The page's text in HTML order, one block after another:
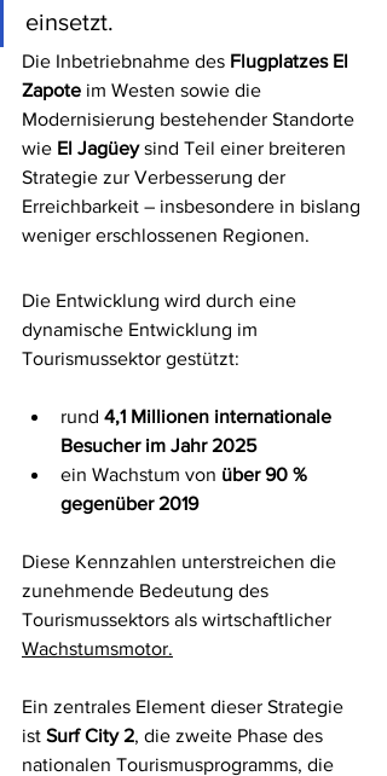
einsetzt.
Die Inbetriebnahme des Flugplatzes El
Zapote im Westen sowie die
Modernisierung bestehender Standorte
wie El Jagüey sind Teil einer breiteren
Strategie zur Verbesserung der
Erreichbarkeit – insbesondere in bislang
weniger erschlossenen Regionen.
Die Entwicklung wird durch eine
dynamische Entwicklung im
Tourismussektor gestützt:
rund 4,1 Millionen internationale
Besucher im Jahr 2025
ein Wachstum von über 90 %
gegenüber 2019
Diese Kennzahlen unterstreichen die
zunehmende Bedeutung des
Tourismussektors als wirtschaftlicher
Wachstumsmotor.
Ein zentrales Element dieser Strategie
ist Surf City 2, die zweite Phase des
nationalen Tourismusprogramms, die